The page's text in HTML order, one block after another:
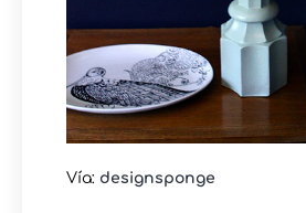
Vía: designsponge